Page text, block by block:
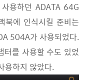
용하던 ADATA 64G
북에 인식시킬 준비는
504A가 사용되었다.
를 사용할 수도 있었
용하지 않았다.